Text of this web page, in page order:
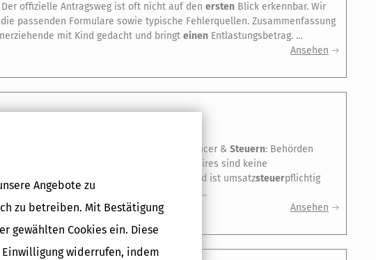
Angebote zu
zu betreiben. Mit Bestätigung
gewählten Cookies ein. Diese
widerrufen, indem
offizielle Antragsweg ist oft nicht auf den ersten Blick erkennbar. Wir
passenden Formulare sowie typische Fehlerquellen. Zusammenfassung
mit Kind gedacht und bringt einen Entlastungsbetrag. …
Ansehen
im Fokus der Finanzverwaltung Influencer & Steuern: Behörden
& Content Creator: Kleidung und Accessoires sind keine
Auch die Vermietung von »virtuellem« Land ist umsatzsteuerpflichtig
Wann muss man Steuern
zahlen? (AW, MB) …
Ansehen